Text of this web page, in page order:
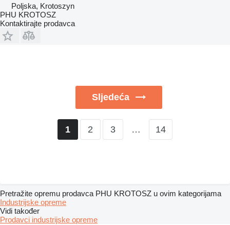
Poljska, Krotoszyn
PHU KROTOSZ
Kontaktirajte prodavca
Sljedeća
1 2 3 … 14
Pretražite opremu prodavca PHU KROTOSZ u ovim kategorijama
Industrijske opreme
Vidi također
Prodavci industrijske opreme